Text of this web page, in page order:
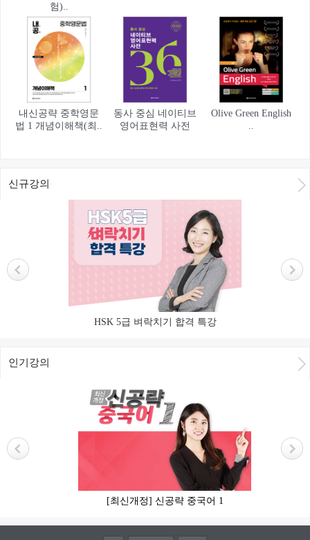
험)..
내신공략 중학영문
법 1 개념이해책(최..
동사 중심 네이티브
영어표현력 사전
Olive Green English
신규강의
HSK 5급 벼락치기 합격 특강
인기강의
[최신개정] 신공략 중국어 1